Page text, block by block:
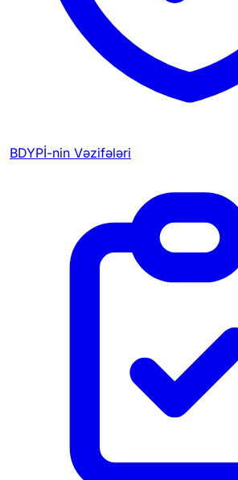
BDYPİ-nin Vəzifələri